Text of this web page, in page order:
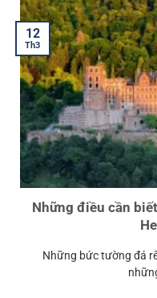
Những điều cần
Những bức tường đá
12
Th3